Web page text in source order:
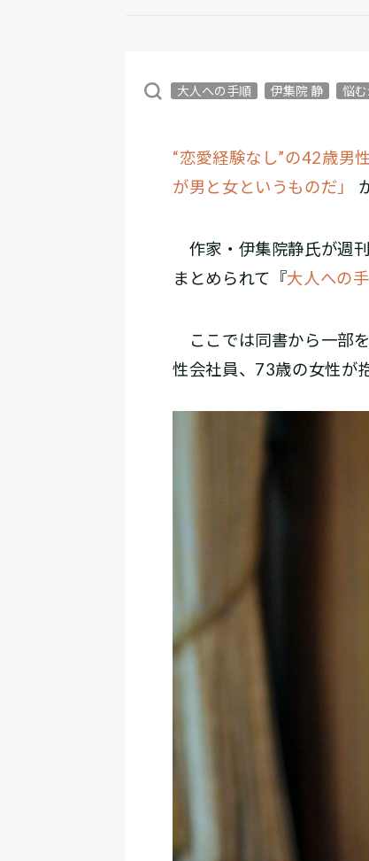
大人への手順 伊集院 静 悩
“恋愛経験なし”の42歳男
が男と女というものだ」
作家・伊集院静氏が週
まとめられて『大人への
ここでは同書から一部
性会社員、73歳の女性が